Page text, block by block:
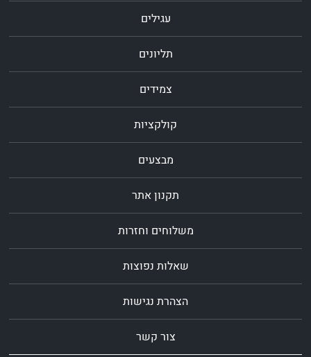
עגילים
תליונים
צמידים
קולקציות
מבצעים
תקנון אתר
משלוחים וחזרות
שאלות נפוצות
הצהרת נגישות
צור קשר